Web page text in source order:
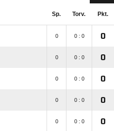
Sp. Torv. Pkt.
0 0 : 0 0
0 0 : 0 0
0 0 : 0 0
0 0 : 0 0
0 0 : 0 0